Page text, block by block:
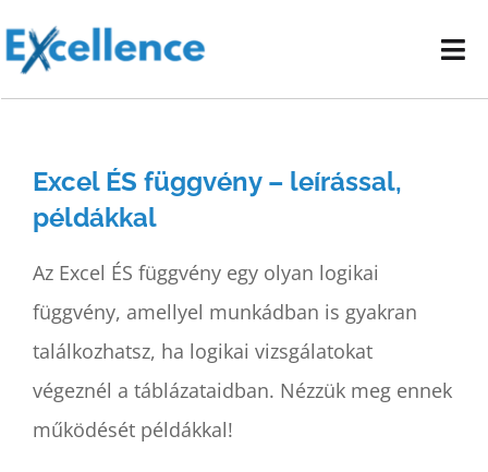
E-learning oktatóanyagok
Excel ÉS függvény – leírással,
példákkal
Az Excel ÉS függvény egy olyan logikai
függvény, amellyel munkádban is gyakran
találkozhatsz, ha logikai vizsgálatokat
végeznél a táblázataidban. Nézzük meg ennek
működését példákkal!